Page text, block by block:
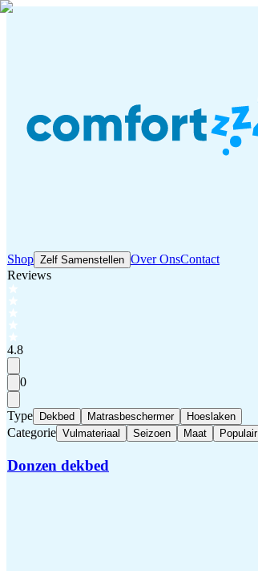
Shop Zelf Samenstellen Over OnsContact
Reviews
4.8
0
Type Dekbed Matrasbeschermer Hoeslaken
Categorie Vulmateriaal Seizoen Maat Populair
Donzen dekbed